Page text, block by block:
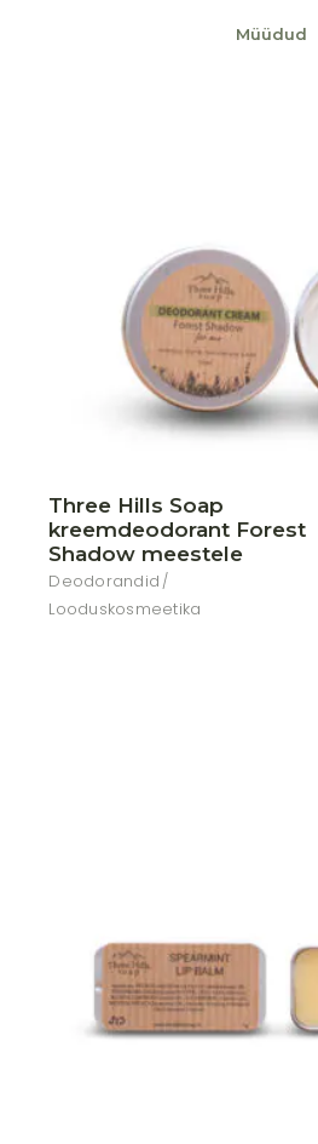
Müüdud
Three Hills Soap
kreemdeodorant Forest
Shadow meestele
Deodorandid
Looduskosmeetika